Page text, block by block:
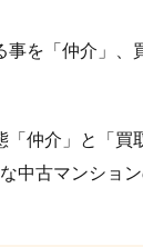
を「仲介」、
仲介」と「買
中古マンショ